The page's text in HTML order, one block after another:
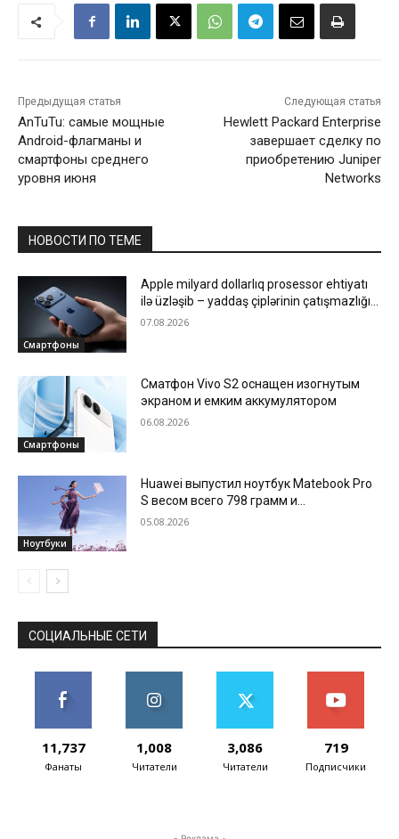
Предыдущая статья
AnTuTu: самые мощные
Android-флагманы и
смартфоны среднего
уровня июня
Следующая статья
Hewlett Packard Enterprise
завершает сделку по
приобретению Juniper
Networks
НОВОСТИ ПО ТЕМЕ
Смартфоны
Apple milyard dollarlıq prosessor ehtiyatı
ilə üzləşib – yaddaş çiplərinin çatışmazlığı
istehsalı ləngidir
07.08.2026
Смартфоны
Сматфон Vivo S2 оснащен изогнутым
экраном и емким аккумулятором
06.08.2026
Ноутбуки
Huawei выпустил ноутбук Matebook Pro
S весом всего 798 грамм и
автономностью до 18 часов
05.08.2026
СОЦИАЛЬНЫЕ СЕТИ
11,737
Фанаты
1,008
Читатели
3,086
Читатели
719
Подписчики